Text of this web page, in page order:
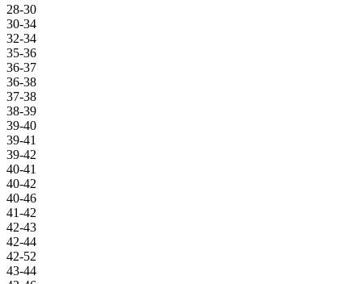
28-30
30-34
32-34
35-36
36-37
36-38
37-38
38-39
39-40
39-41
39-42
40-41
40-42
40-46
41-42
42-43
42-44
42-52
43-44